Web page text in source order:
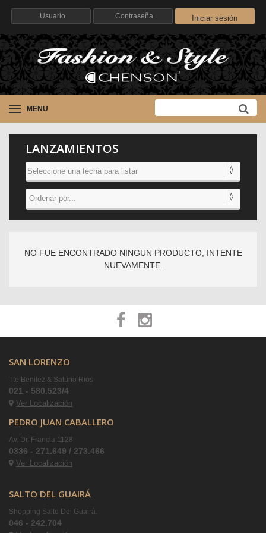
Iniciar sesión
MENU
LANZAMIENTOS
NO FUE ENCONTRADO NINGUN PRODUCTO, INTENTE
NUEVAMENTE.
SAN LORENZO
Tte Benitez & Saturio Rios
021 - 580.523/4
Ver Localización
PEDRO JUAN CABALLERO
Av. Dr. Francia 1128
0336 - 271.649 / 273.466
Ver Localización
SALTO DEL GUAIRÁ
Shopping Salto Del Guairá.
046 - 242.704